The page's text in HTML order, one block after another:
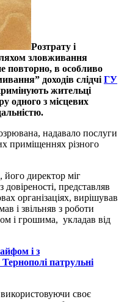
Розтрату і
зловживання
повторно, в особливо
доходів слідчі ГУ
жительці
одного з місцевих
надавало послуги
приміщеннях різного
його директор міг
довіреності, представляв
організаціях, вирішував
і звільняв з роботи
і грошима, укладав від
і з
патрульні
своє